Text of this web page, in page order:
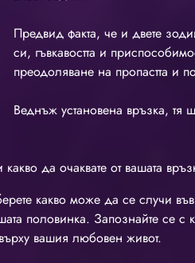
Предвид факта, че и двете
си, гъвкавостта и
преодоляване на пропастта и
Веднъж установена връзка, тя
да очаквате от вашата
какво може да се случи
половинка. Запознайте се с
вашия любовен живот.